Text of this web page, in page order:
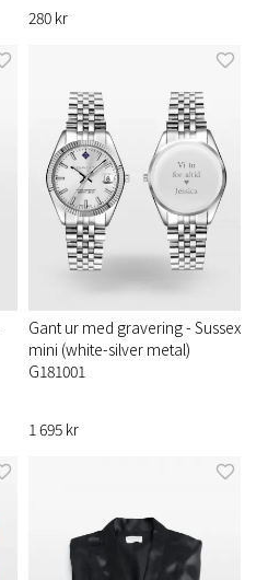
280 kr
Gant ur med gravering - Sussex
mini (white-silver metal)
G181001
1 695 kr